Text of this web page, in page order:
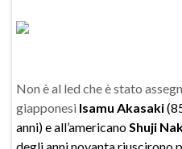
Non è al led che è stato
giapponesi Isamu Akasaki
anni) e all’americanoShuji